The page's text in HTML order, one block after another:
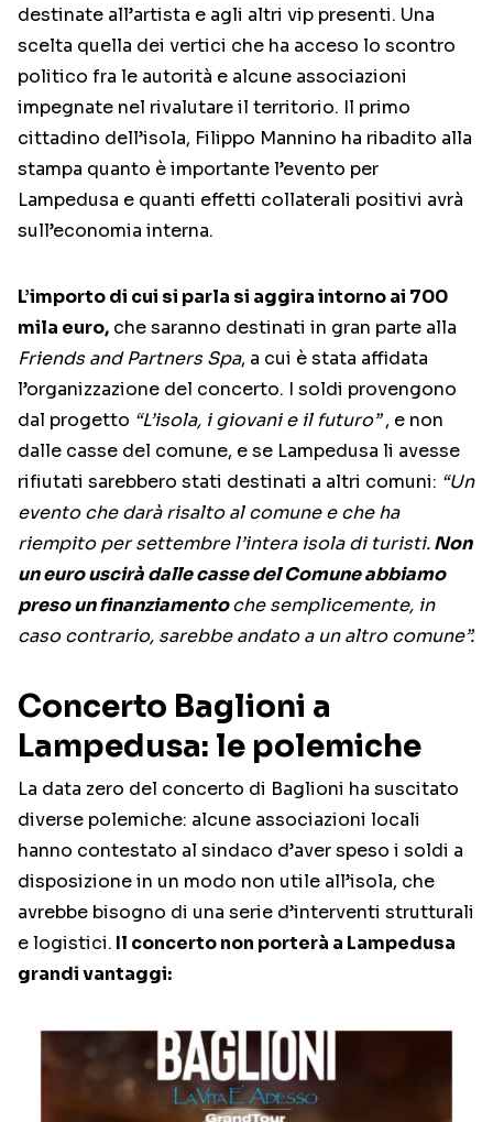
destinate all’artista e agli altri vip presenti. Una
scelta quella dei vertici che ha acceso lo scontro
politico fra le autorità e alcune associazioni
impegnate nel rivalutare il territorio. Il primo
cittadino dell’isola, Filippo Mannino ha ribadito alla
stampa quanto è importante l’evento per
Lampedusa e quanti effetti collaterali positivi avrà
sull’economia interna.
L’importo di cui si parla si aggira intorno ai 700
mila euro, che saranno destinati in gran parte alla
Friends and Partners Spa, a cui è stata affidata
l’organizzazione del concerto. I soldi provengono
dal progetto “L’isola, i giovani e il futuro”, e non
dalle casse del comune, e se Lampedusa li avesse
rifiutati sarebbero stati destinati a altri comuni: “Un
evento che darà risalto al comune e che ha
riempito per settembre l’intera isola di turisti.Non
un euro uscirà dalle casse del Comune abbiamo
preso un finanziamentoche semplicemente, in
caso contrario, sarebbe andato a un altro comune”.
Concerto Baglioni a
Lampedusa: le polemiche
La data zero del concerto di Baglioni ha suscitato
diverse polemiche: alcune associazioni locali
hanno contestato al sindaco d’aver speso i soldi a
disposizione in un modo non utile all’isola, che
avrebbe bisogno di una serie d’interventi strutturali
e logistici. Il concerto non porterà a Lampedusa
grandi vantaggi: